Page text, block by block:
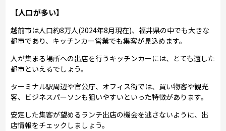
【人口が多い】
越前市は人口約8万人(2024年8月現在)、福井県の中でも大きな
都市であり、キッチンカー営業でも集客が見込めます。
人が集まる場所への出店を行うキッチンカーには、とても適した
都市といえるでしょう。
ターミナル駅周辺や官公庁、オフィス街では、買い物客や観光
客、ビジネスパーソンも狙いやすいといった特徴があります。
安定した集客が望めるランチ出店の機会を逃さないように、出
店情報をチェックしましょう。